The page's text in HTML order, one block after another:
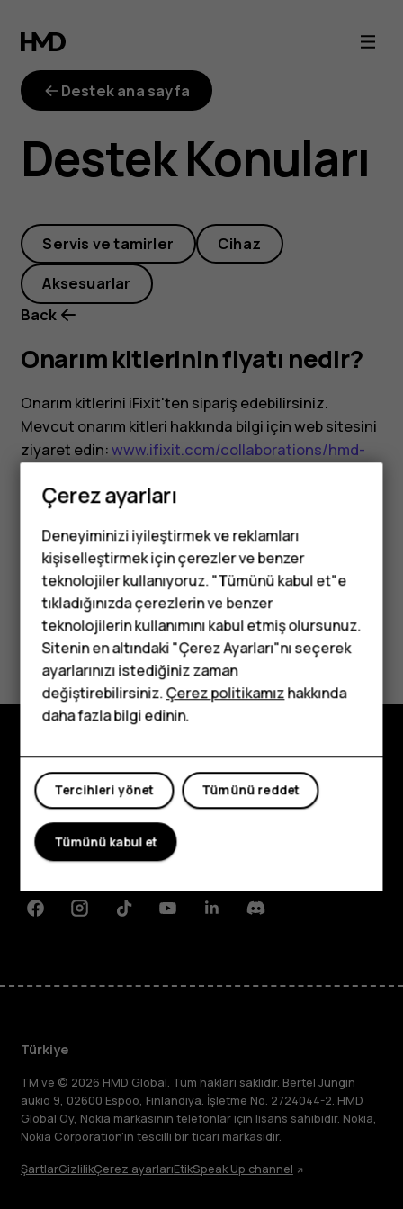
Onarım
kitlerinin
fiyatı
nedir?
Tuşlu telefonlar
Çocuklar için
telefonlar
Destek ana sayfa
Destek Konuları
Servis ve tamirler Cihaz
Aksesuarlar
Back
Onarım kitlerinin fiyatı nedir?
Onarım kitlerini iFixit'ten sipariş edebilirsiniz.
Mevcut onarım kitleri hakkında bilgi için web sitesini
ziyaret edin:www.ifixit.com/collaborations/hmd-
Bu size yardımcı oldu mu?
Evet Hayır
Keşfedin
Hakkında
Planet and people
FacebookInstagramTiktokYoutubeLinkedinDiscord
Türkiye
TM ve © 2026 HMD Global. Tüm hakları saklıdır. Bertel Jungin
aukio 9, 02600 Espoo, Finlandiya. İşletme No. 2724044-2. HMD
Global Oy, Nokia markasının telefonlar için lisans sahibidir. Nokia,
Nokia Corporation'ın tescilli bir ticari markasıdır.
ŞartlarGizlilikÇerez ayarlarıEtikSpeak Up channel
Çerez ayarları
Deneyiminizi iyileştirmek ve reklamları
kişiselleştirmek için çerezler ve benzer
teknolojiler kullanıyoruz. "Tümünü kabul et"e
tıkladığınızda çerezlerin ve benzer
teknolojilerin kullanımını kabul etmiş olursunuz.
Sitenin en altındaki "Çerez Ayarları"nı seçerek
ayarlarınızı istediğiniz zaman
değiştirebilirsiniz.Çerez politikamızhakkında
daha fazla bilgi edinin.
Tümünü reddet
Tercihleri yönet
Tümünü kabul et